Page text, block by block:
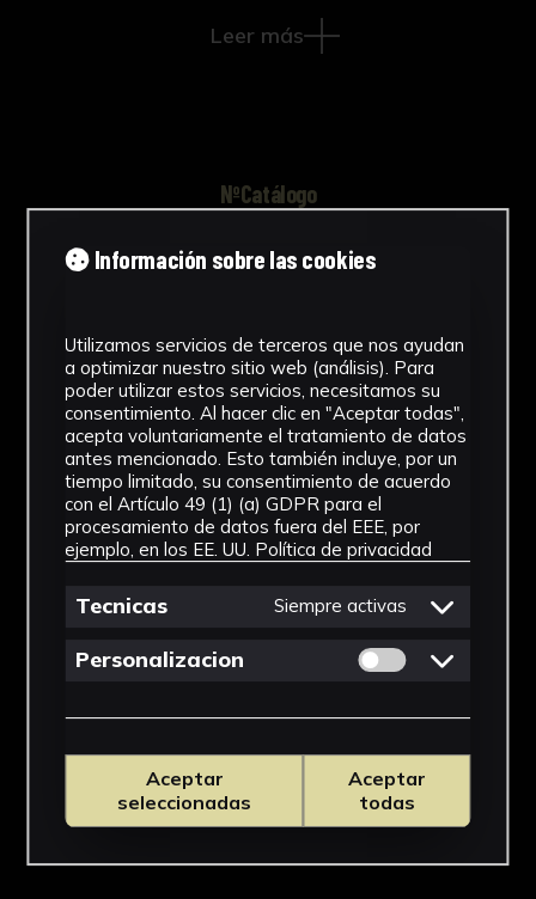
para la pipa que porta en la boca, mientras
Leer más
NºCatálogo
Obra Gráfica
Cronología
SF
Ubicación
Residencia Universitaria Ramón
Carande
Dimensiones
34x28 cm
Donación de ALTADIS
Ver más
Información sobre las cookies
Utilizamos servicios de terceros que nos ayudan
a optimizar nuestro sitio web (análisis). Para
poder utilizar estos servicios, necesitamos su
consentimiento. Al hacer clic en "Aceptar todas",
acepta voluntariamente el tratamiento de datos
antes mencionado. Esto también incluye, por un
tiempo limitado, su consentimiento de acuerdo
con el Artículo 49 (1) (a) GDPR para el
procesamiento de datos fuera del EEE, por
ejemplo, en los EE. UU. Política de privacidad
Tecnicas Siempre activas
Personalizacion Permitir cookies
Aceptar
seleccionadas
Aceptar
todas